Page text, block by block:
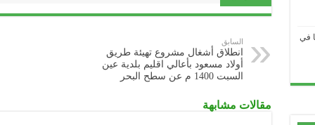
السابق
انطلاق أشغال مشروع تهيئة طريق
أولاد مسعود بأعالي اقليم بلدية عين
السبت 1400 م عن سطح البحر
مقالات مشابهة
في